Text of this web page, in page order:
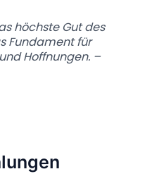
höchste Gut des
Fundament für
Hoffnungen. –